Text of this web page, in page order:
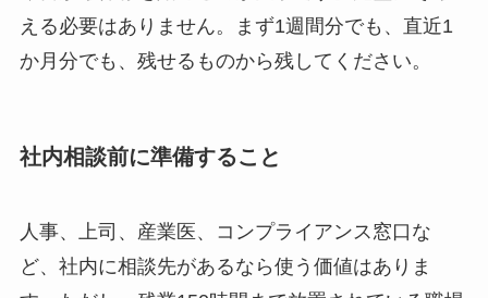
える必要はありません。まず1週間分でも、直近1
か月分でも、残せるものから残してください。
社内相談前に準備すること
人事、上司、産業医、コンプライアンス窓口な
ど、社内に相談先があるなら使う価値はありま